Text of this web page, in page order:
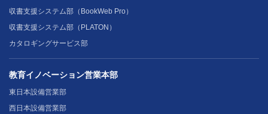
収書支援システム部（BookWeb Pro）
収書支援システム部（PLATON）
カタロギングサービス部
教育イノベーション営業本部
東日本設備営業部
西日本設備営業部